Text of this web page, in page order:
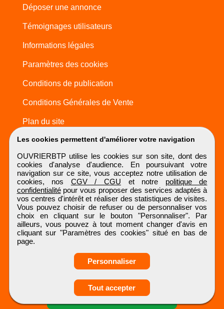
Obtenir ses
coordonnées
Les cookies permettent d'améliorer votre navigation
OUVRIERBTP utilise les cookies sur son site, dont des
cookies d'analyse d'audience. En poursuivant votre
navigation sur ce site, vous acceptez notre utilisation de
cookies, nos CGV / CGU et notre politique de
confidentialitépour vous proposer des services adaptés à
vos centres d'intérêt et réaliser des statistiques de visites.
Vous pouvez choisir de refuser ou de personnaliser vos
choix en cliquant sur le bouton "Personnaliser". Par
ailleurs, vous pouvez à tout moment changer d'avis en
cliquant sur "Paramètres des cookies" situé en bas de
page.
Personnaliser
Tout accepter
Déposer une annonce
Témoignages utilisateurs
Informations légales
Paramètres des cookies
Conditions de publication
Conditions Générales de Vente
Plan du site
OUVRIERBTP
Tous droits réservés © 1999 - 2026